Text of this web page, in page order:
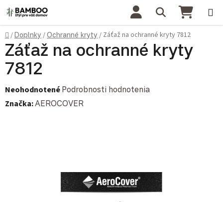
Prejsť na obsah Hľadať
Domov
/Doplnky /Ochranné kryty / Záťaž na ochranné kryty 7812
Záťaž na ochranné kryty
7812
Priemerné hodnotenie produktu je 0,0 z 5 hviezdičiek.
Neohodnotené Podrobnosti hodnotenia
Značka:AEROCOVER